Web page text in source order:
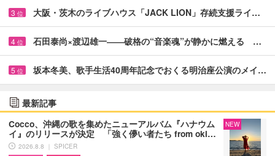
3 位 大阪・茨木のライブハウス「JACK LION」存続支援ライ…
4 位 石田泰尚×渡辺雄一――破格の“音楽魂”が静かに燃える …
5 位 坂本冬美、歌手生活40周年記念でおくる明治座公演のメイ…
最新記事
Cocco、沖縄の歌を集めたニューアルバム『ハナウム
イ』のリリースが決定 「強く儚い者たち from oki…
2026.8.8 ｜ SPICER
NEW